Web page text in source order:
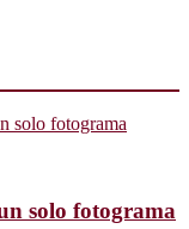
solo fotograma